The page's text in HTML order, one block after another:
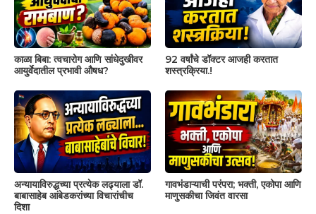
काळा बिबा: त्वचारोग आणि सांधेदुखीवर
आयुर्वेदातील प्रभावी औषध?
92 वर्षांचे डॉक्टर आजही करतात
शस्त्रक्रिया.!
अन्यायाविरुद्धच्या प्रत्येक लढ्याला डॉ.
बाबासाहेब आंबेडकरांच्या विचारांचीच
दिशा
गावभंडाऱ्याची परंपरा; भक्ती, एकोपा आणि
माणुसकीचा जिवंत वारसा